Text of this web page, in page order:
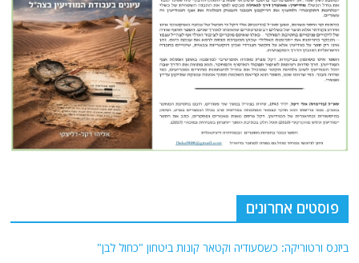
פוסטים אחרונים
ביזנס ורטוריקה: כשסעודיה וקטאר קונות ביטחון "כחול לבן"